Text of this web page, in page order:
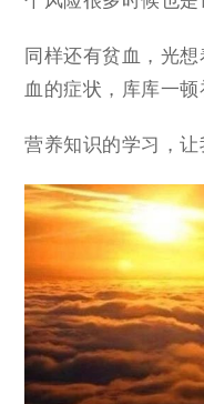
同样还有贫血，光
血的症状，库库一
营养知识的学习，让